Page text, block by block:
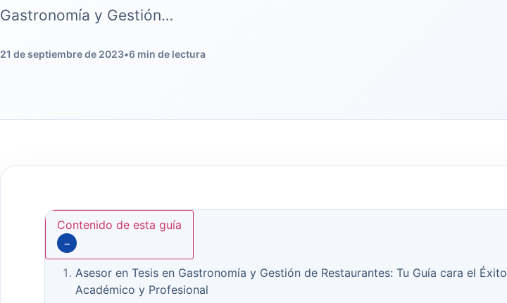
Gastronomía y Gestión…
21 de septiembre de 2023•6 min de lectura
Contenido de esta guía
−
Asesor en Tesis en Gastronomía y Gestión de Restaurantes: Tu Guía cara el Éxito
Académico y Profesional